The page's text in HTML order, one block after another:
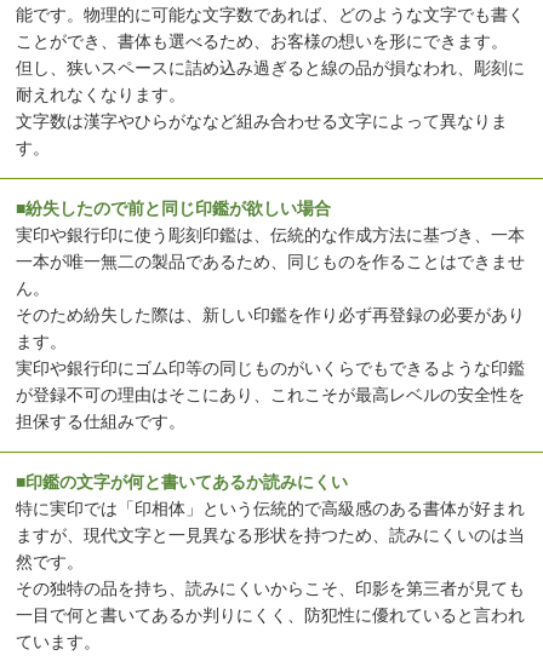
能です。物理的に可能な文字数であれば、どのような文字でも書く
ことができ、書体も選べるため、お客様の想いを形にできます。
但し、狭いスペースに詰め込み過ぎると線の品が損なわれ、彫刻に
耐えれなくなります。
文字数は漢字やひらがななど組み合わせる文字によって異なりま
す。
■紛失したので前と同じ印鑑が欲しい場合
実印や銀行印に使う彫刻印鑑は、伝統的な作成方法に基づき、一本
一本が唯一無二の製品であるため、同じものを作ることはできませ
ん。
そのため紛失した際は、新しい印鑑を作り必ず再登録の必要があり
ます。
実印や銀行印にゴム印等の同じものがいくらでもできるような印鑑
が登録不可の理由はそこにあり、これこそが最高レベルの安全性を
担保する仕組みです。
■印鑑の文字が何と書いてあるか読みにくい
特に実印では「印相体」という伝統的で高級感のある書体が好まれ
ますが、現代文字と一見異なる形状を持つため、読みにくいのは当
然です。
その独特の品を持ち、読みにくいからこそ、印影を第三者が見ても
一目で何と書いてあるか判りにくく、防犯性に優れていると言われ
ています。